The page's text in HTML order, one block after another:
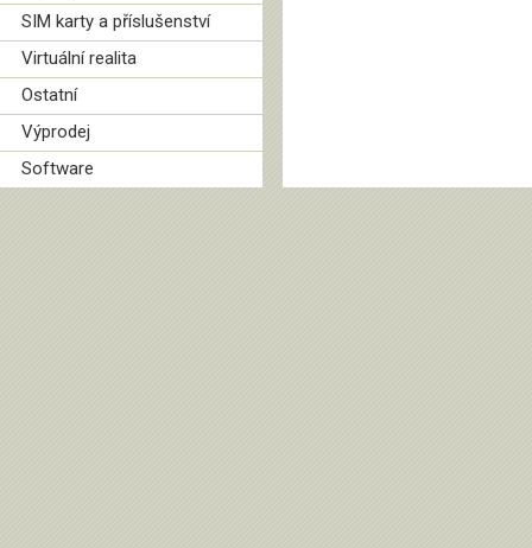
SIM karty a příslušenství
Virtuální realita
Ostatní
Výprodej
Software